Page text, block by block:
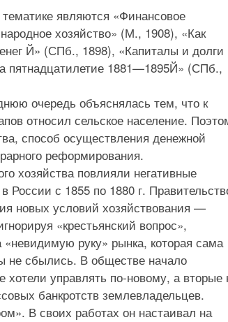
являются «Финансовое
хозяйство» (М., 1908), «Как
Й» (СПб., 1898), «Капиталы и долги
пятнадцатилетие 1881—1895Й» (СПб.,
очередь объяснялась тем, что к
относил сельское население.
способ осуществления денежной
реформирования.
хозяйства повлияли негативные
с 1855 по 1880 г.
новых условий хозяйствования —
«крестьянский вопрос»,
руку» рынка, которая сама
не сбылись. В обществе начало
хотели управлять по-новому, а вторые
банкротств землевладельцев.
В своих работах он настаивал на